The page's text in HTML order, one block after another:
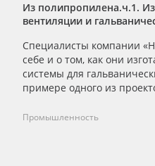
Из полипропилена.ч.1.
вентиляции и
Специалисты компании
себе и о том, как они
системы для
примере одного из
Промышленность